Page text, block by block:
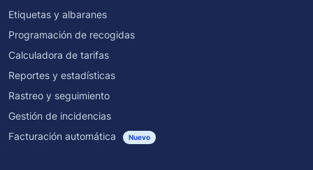
Etiquetas y albaranes
Programación de recogidas
Calculadora de tarifas
Reportes y estadísticas
Rastreo y seguimiento
Gestión de incidencias
Facturación automática
Nuevo